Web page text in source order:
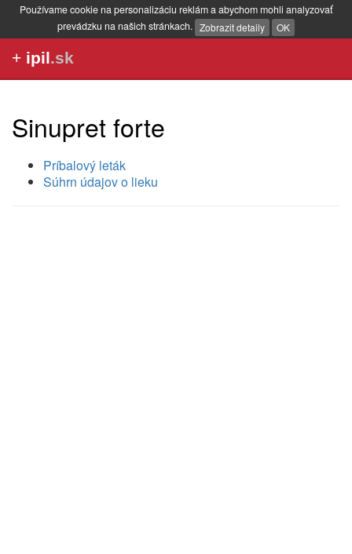
Používame cookie na personalizáciu reklám a abychom mohli analyzovať
prevádzku na našich stránkach. Zobrazit detaily OK
+ ipil.sk
Sinupret forte
Príbalový leták
Súhrn údajov o lieku